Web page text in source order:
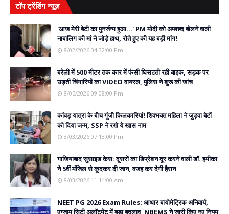
टॉप ट्रेंडिंग न्यूज़
'आज मेरी बेटी का पुनर्जन्म हुआ...' PM मोदी को अपशब्द बोलने वाली
नाबालिग की मां ने जोड़े हाथ, रोते हुए की यह बड़ी मांग!
8/02/2026 04:32:00 Pm
बरेली में 500 मीटर तक कार में फंसी घिसटती रही बाइक, सड़क पर
उड़ती चिंगारियों का VIDEO वायरल, पुलिस ने शुरू की जांच
8/05/2026 09:08:00 Pm
कांवड़ यात्रा के बीच गूंजी किलकारियां! शिवभक्त महिला ने जुड़वा बेटों
को दिया जन्म, SSP ने रखे ये खास नाम
8/03/2026 07:13:00 Pm
गाजियाबाद सुसाइड केस: दूसरों का डिप्रेशन दूर करने वाली डॉ. हमीका
ने 5वीं मंजिल से कूदकर दी जान, वजह कर देगी हैरान
8/03/2026 11:14:00 Am
NEET PG 2026 Exam Rules: आधार बायोमेट्रिक अनिवार्य,
एग्जाम सिटी अलॉटमेंट में बड़ा बदलाव, NBEMS ने जारी किए नए नियम